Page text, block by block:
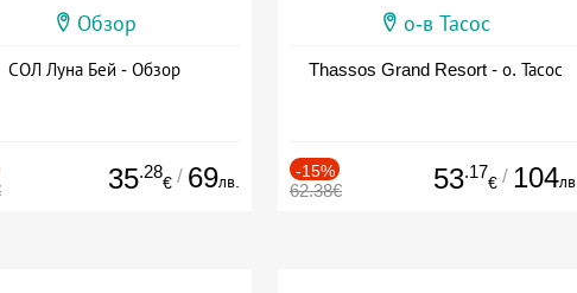
Обзор
СОЛ Луна Бей - Обзор
35.28
€ / 69лв.
о-в Тасос
Thassos Grand Resort - о. Тасос
-15%
62.38€ 53.17
€ / 104лв.